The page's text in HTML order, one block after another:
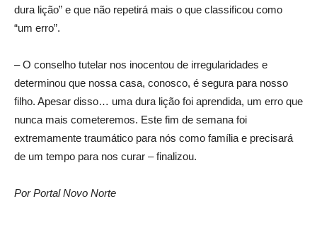
dura lição” e que não repetirá mais o que classificou como
“um erro”.
– O conselho tutelar nos inocentou de irregularidades e
determinou que nossa casa, conosco, é segura para nosso
filho. Apesar disso… uma dura lição foi aprendida, um erro que
nunca mais cometeremos. Este fim de semana foi
extremamente traumático para nós como família e precisará
de um tempo para nos curar – finalizou.
Por Portal Novo Norte